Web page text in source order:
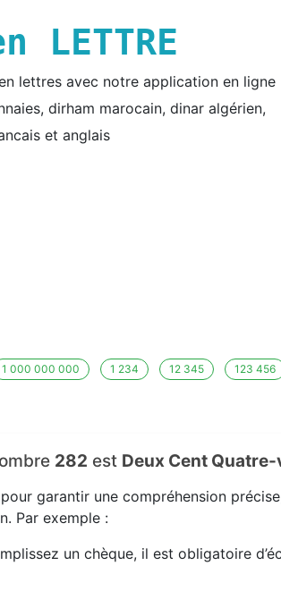
LETTRE
lettres avec notre application en ligne
dirham marocain, dinar algérien,
et anglais
1 000 000 000 1 234 12 345 123 456
282 est Deux Cent
garantir une compréhension
Par exemple :
un chèque, il est obligatoire